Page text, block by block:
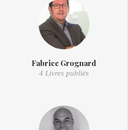
Fabrice Grognard
4 Livres publiés